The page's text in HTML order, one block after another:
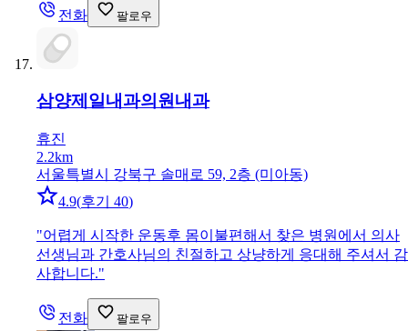
전화 팔로우
삼양제일내과의원내과
휴진
2.2km
서울특별시 강북구 솔매로 59, 2층 (미아동)
4.9(후기 40)
"어렵게 시작한 운동후 몸이불편해서 찾은 병원에서 의사
선생님과 간호사님의 친절하고 상냥하게 응대해 주셔서 감
사합니다."
전화 팔로우